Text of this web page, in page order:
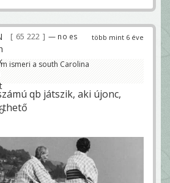
több mint 6 éve
65 222
— no es
ismeri a south Carolina
qb játszik, aki újonc,